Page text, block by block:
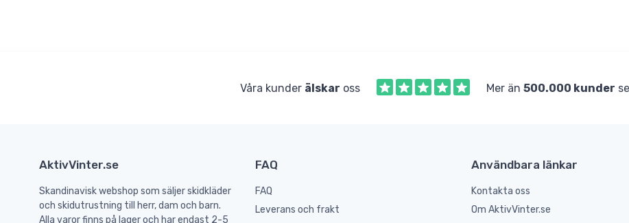
Våra kunder älskar oss Mer än 500.000 kunder
AktivVinter.se
Skandinavisk webshop som säljer skidkläder
och skidutrustning till herr, dam och barn.
Alla varor finns på lager och har endast 2-5
FAQ
FAQ
Leverans och frakt
Användbara länkar
Kontakta oss
Om AktivVinter.se